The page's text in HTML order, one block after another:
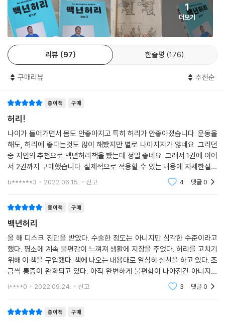
438 깨알 같은 척추위생, 왜 필요한가?
439 신전동작
440 서서 하는 신전동작
441 앉아서 하는 신전동작
442 엎드려 하는 신전동작
444 척추위생으로 서 있는 자세 - 당당한 가슴법과 오리궁둥이법
447 척추위생으로 걷는 자세 - 당당하고 우아하게
448 의자에 앉아 있는 자세 - 무릎과 골반 그리고 등받이
451 바닥에 앉아 있는 자세 - 무릎과 골반 그리고 방석
454 척추위생으로 허리 구부리기 - 엉덩이 빼는 스쿼트와 짝다리 스쿼트
456 세수, 머리감기
458 발톱깎기
459 용변기 사용
461 기침,재채기
463 바지입기
464 신발신기
465 식사하기
466 요리와 설거지
468 청소
470 수면(睡眠)
476 TV시청
룬다. 초판 3장 을 중폭 개정한 부분이다.
4장은 디스크성 요통의 양상, 생기는 이유, 후방관절증 간 관계, 심한 디스
크성 요통을 해결하는 가장 현명한 방법 에 관한 내용이다. 초판 4장을 중
폭 개정하였다.
5장은 척추관협착증에 관한 내용이다. 척추관협착증의 진단에 관한 오해
착 자체 때문이 아니라는 사 실, 협착증 치료는 디스크 치료와 반대라는 오
해 등을 설명 한다. 새로 추가된 부분이다.
6장은 일생을 괴롭히는 허리 통증의 큰 그림을 보기 위한 내용이다. 나이
가 들면서 허리 통증이 어떻게 변하는지를 알면 현재의 요통이 어떻게 변
할 것인지 예측할 수 있다. 여 기에 자신의 유전적 소인을 알면 족집게 점쟁
이처럼 예측할 수 있다. 정확한 예측은 몸에 꼭 맞는 처방이 가능하다. 아무
7장은 진료실에서 흔히 보는 다양한 허리 통증을 어떻 게 해석하고 어떻게
조치를 취하는지에 관한 내용이다. 지면 의 한계로 구체적인 영상과 병력
을 다 보여주지 못하는 것이 못내 아쉬운 부분이다. 나중에 실제 사례를 모
아 구체적으로 소개할 방법을 찾아 보겠다. 초판 ‘백년허리 상담실’의 대폭
개정이다.
1
더보기
리뷰 97 한줄평 176
구매리뷰 추천순
종이책 구매
허리!
나이가 들어가면서 몸도 안좋아지고 특히 허리가 안좋아졌습니다. 운동을
해도, 허리에 좋다는것도 많이 해봤지만 별로 나아지지가 않네요. 그러던
중 지인의 추천으로 백년허리책을 봤는데 정말 좋네요. 그래서 1권에 이어
서 2권까지 구매했습니다. 실제적으로 적용할 수 있는 내용에 자세한설명
까지. 계속 자주자주 보면서 실천하려고 잘보이는 곳에 놔두고 읽고 있습
b******3 2022.06.15. 신고 4 댓글0
종이책 구매
백년허리
올 해 디스크 진단을 받았다. 수술한 정도는 아니지만 심각한 수준이라고
했다. 평소에 계속 불편감이 느껴져 생활에 지장을 주었다. 허리를 고치기
위해 이 책을 구입했다. 책에 나오는 내용대로 열심히 실천을 하고 있다. 조
금씩 통증이 완화되고 있다. 아직 완변하게 불편함이 나아진건 아니지만
서서히 좋아지고 있다. 몇 년동안 안좋은 자세들에 영향을 받아 이런 상태
i****0 2022.09.24. 신고 3 댓글0
종이책 구매